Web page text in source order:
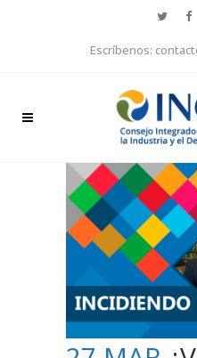
Escríbenos: